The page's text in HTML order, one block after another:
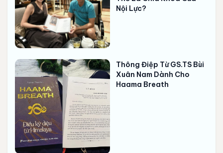
Nội Lực?
Thông Điệp Từ GS.TS Bùi
Xuân Nam Dành Cho
Haama Breath